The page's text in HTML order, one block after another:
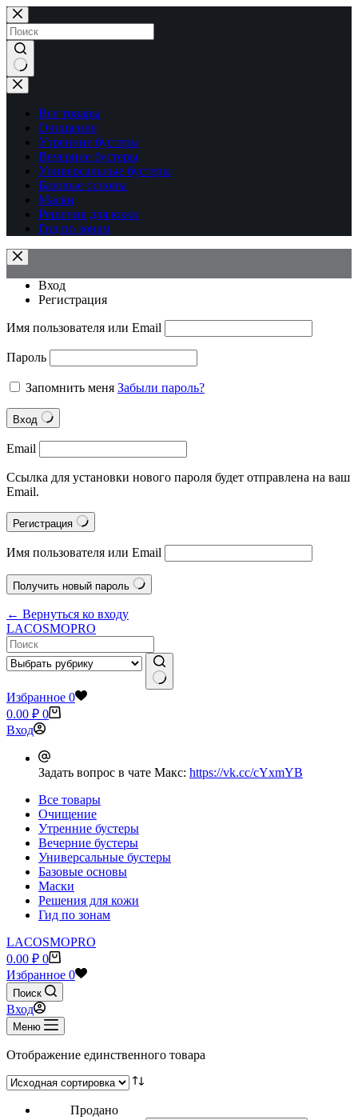
Перейти
к
сути
Ничего
не
найденоВсе товары
Очищение
Утренние бустеры
Вечерние бустеры
Универсальные бустеры
Базовые основы
Маски
Решения для кожи
Гид по зонам
Вход
Регистрация
Имя пользователя или Email
Пароль
Запомнить меня Забыли пароль?
Вход
Email
Ссылка для установки нового пароля будет отправлена на ваш
Email.
Регистрация
Имя пользователя или Email
Получить новый пароль
← Вернуться ко входу
LACOSMOPRO
Ничего
не
найдено
Избранное 0
Корзина
0.00 ₽ 0
Вход
Задать вопрос в чате Макс: https://vk.cc/cYxmYB
Все товары
Очищение
Утренние бустеры
Вечерние бустеры
Универсальные бустеры
Базовые основы
Маски
Решения для кожи
Гид по зонам
LACOSMOPRO
Корзина
0.00 ₽ 0
Избранное 0
Поиск
Вход
Меню
Отображение единственного товара
Продано